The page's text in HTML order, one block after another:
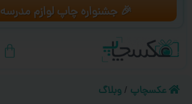
🎉 جشنواره چاپ لوازم مدرسه
عکسچاپ / وبلاگ